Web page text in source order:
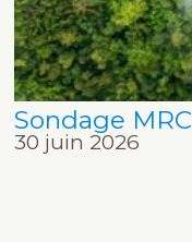
Sondage
30 juin 2026